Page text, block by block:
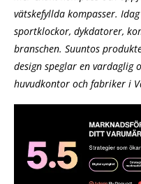
vätskefyllda kompasser.
sportklockor, dykdatorer,
branschen. Suuntos
design speglar en
huvudkontor och fabriker i